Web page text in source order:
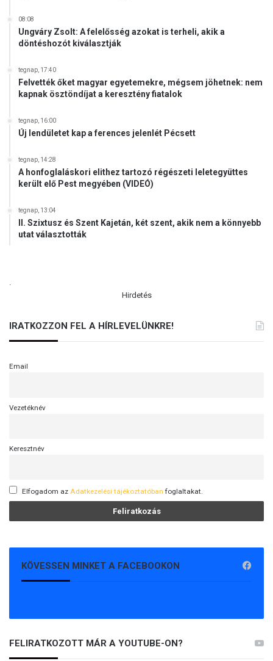
08:08
Ungváry Zsolt: A felelősség azokat is terheli, akik a
döntéshozót kiválasztják
tegnap, 17:40
Felvették őket magyar egyetemekre, mégsem jöhetnek: nem
kapnak ösztöndíjat a keresztény fiatalok
tegnap, 16:00
Új lendületet kap a ferences jelenlét Pécsett
tegnap, 14:28
A honfoglaláskori elithez tartozó régészeti leletegyüttes
került elő Pest megyében (VIDEÓ)
tegnap, 13:04
II. Szixtusz és Szent Kajetán, két szent, akik nem a könnyebb
utat választották
.
Hirdetés
IRATKOZZON FEL A HÍRLEVELÜNKRE!
Email
Vezetéknév
Keresztnév
Elfogadom az Adatkezelési tájékoztatóban foglaltakat.
KÖVESSEN MINKET A FACEBOOKON
FELIRATKOZOTT MÁR A YOUTUBE-ON?